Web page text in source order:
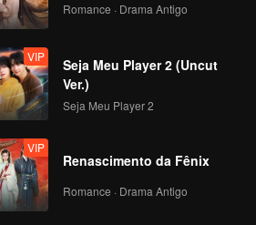
Romance · Drama Antigo
VIP
Seja Meu Player 2 (Uncut
Ver.)
Seja Meu Player 2
VIP
Renascimento da Fênix
Romance · Drama Antigo